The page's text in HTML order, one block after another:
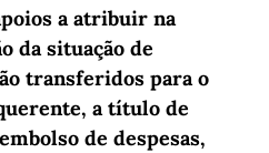
a atribuir na
da situação de
transferidos para o
a título de
de despesas,